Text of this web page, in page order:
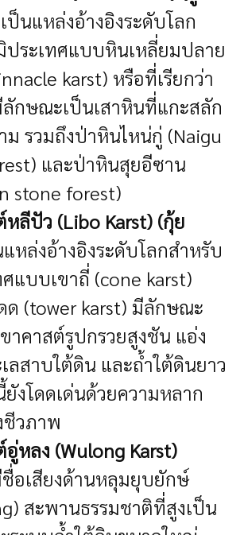
ป็นแหล่งอ้างอิงระดับโลก
ประเทศแบบหินเหลี่ยมปลาย
karst) หรือที่เรียกว่า
กษณะเป็นเสาหินที่แกะสลัก
ม รวมถึงป่าหินไหน่กู่ (Naigu
และป่าหินสุยอีซาน
stone forest)
ลีปัว (Libo Karst) (กุ้ย
แหล่งอ้างอิงระดับโลกสำหรับ
แบบเขาถี่ (cone karst)
ด (tower karst) มีลักษณะ
าคาสต์รูปกรวยสูงชัน แอ่ง
ลสาบใต้ดิน และถ้ำใต้ดินยาว
งโดดเด่นด้วยความหลาก
วภาพ
หลง (Wulong Karst)
อเสียงด้านหลุมยุบยักษ์
สะพานธรรมชาติที่สูงเป็น